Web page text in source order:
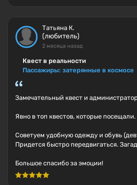
Татьяна К.
(любитель)
2 месяца назад
Квест в реальности
Пассажиры: затерянные в космосе
Замечательный квест и
Явно в топ квестов, которые посещали.
Советуем удобную одежду и обувь
Придется быстро передвигаться.
Большое спасибо за эмоции!